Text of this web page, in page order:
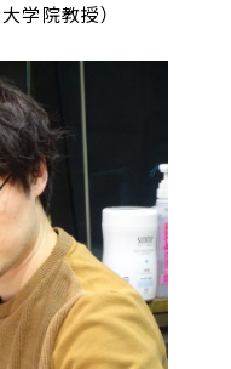
学院教授）